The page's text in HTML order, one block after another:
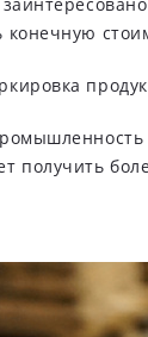
получить